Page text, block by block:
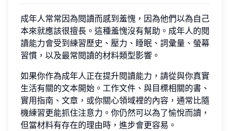
成年人常常因為閱讀而感到羞愧，因為他們以為自己
本來就應該很擅長。這種羞愧沒有幫助。成年人的閱
讀能力會受到練習歷史、壓力、睡眠、詞彙量、螢幕
習慣，以及最常閱讀的材料類型影響。
如果你作為成年人正在提升閱讀能力，請從與你真實
生活有關的文本開始。工作文件、與目標相關的書、
實用指南、文章，或你關心領域裡的內容，通常比隨
機練習更能抓住注意力。你仍然可以為了愉悅而讀，
但當材料有存在的理由時，進步會更容易。